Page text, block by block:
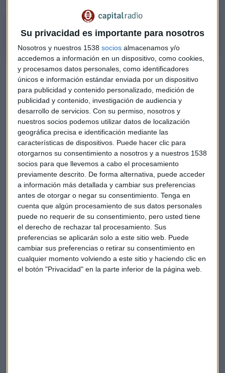
Su privacidad es importante para nosotros
Nosotros y nuestros 1538 socios almacenamos y/o
accedemos a información en un dispositivo, como cookies,
y procesamos datos personales, como identificadores
únicos e información estándar enviada por un dispositivo
para publicidad y contenido personalizado, medición de
publicidad y contenido, investigación de audiencia y
desarrollo de servicios. Con su permiso, nosotros y
nuestros socios podemos utilizar datos de localización
geográfica precisa e identificación mediante las
características de dispositivos. Puede hacer clic para
otorgarnos su consentimiento a nosotros y a nuestros 1538
socios para que llevemos a cabo el procesamiento
previamente descrito. De forma alternativa, puede acceder
a información más detallada y cambiar sus preferencias
antes de otorgar o negar su consentimiento. Tenga en
cuenta que algún procesamiento de sus datos personales
puede no requerir de su consentimiento, pero usted tiene
el derecho de rechazar tal procesamiento. Sus
preferencias se aplicarán solo a este sitio web. Puede
cambiar sus preferencias o retirar su consentimiento en
cualquier momento volviendo a este sitio y haciendo clic en
el botón "Privacidad" en la parte inferior de la página web.
Consultorio de Bolsa con Gerardo Ortega
¿Es bueno momento para entrar en un
valor como Meliá?
Las empresas más ligadas al turismo acusan hoy los efectos